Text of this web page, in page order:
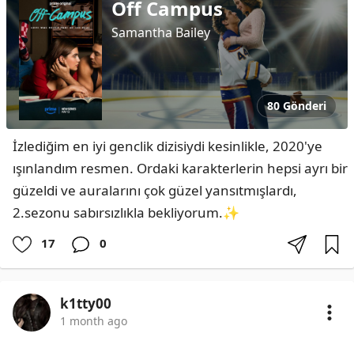
Off Campus
Samantha Bailey
80 Gönderi
İzlediğim en iyi genclik dizisiydi kesinlikle, 2020'ye
ışınlandım resmen. Ordaki karakterlerin hepsi ayrı bir
güzeldi ve auralarını çok güzel yansıtmışlardı,
2.sezonu sabırsızlıkla bekliyorum.✨️
17 0
k1tty00
1 month ago